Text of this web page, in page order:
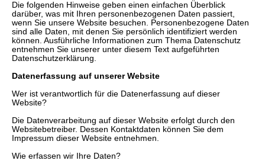
Die folgenden Hinweise geben einen einfachen Überblick
darüber, was mit Ihren personenbezogenen Daten passiert,
wenn Sie unsere Website besuchen. Personenbezogene Daten
sind alle Daten, mit denen Sie persönlich identifiziert werden
können. Ausführliche Informationen zum Thema Datenschutz
entnehmen Sie unserer unter diesem Text aufgeführten
Datenschutzerklärung.
Datenerfassung auf unserer Website
Wer ist verantwortlich für die Datenerfassung auf dieser
Website?
Die Datenverarbeitung auf dieser Website erfolgt durch den
Websitebetreiber. Dessen Kontaktdaten können Sie dem
Impressum dieser Website entnehmen.
Wie erfassen wir Ihre Daten?